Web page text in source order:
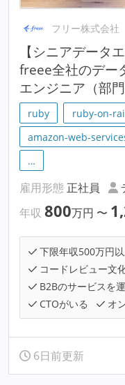
フリー株式会社
【シニアデータ
freee全社のデー
エンジニア（部
ruby ruby-on-
amazon-web-
…
雇用形態 正社員
年収 800万円 〜
下限年収500万円
コードレビュー文
B2Bのサービスを
CTOがいる
オ
6日前更新